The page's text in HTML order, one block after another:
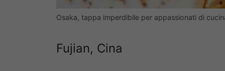
Osaka, tappa imperdibile per appassionati di
Fujian, Cina